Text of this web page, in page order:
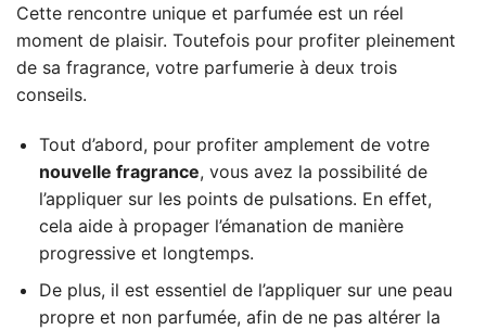
Cette rencontre unique et parfumée est un réel
moment de plaisir. Toutefois pour profiter pleinement
de sa fragrance, votre parfumerie à deux trois
conseils.
Tout d’abord, pour profiter amplement de votre
nouvelle fragrance, vous avez la possibilité de
l’appliquer sur les points de pulsations. En effet,
cela aide à propager l’émanation de manière
progressive et longtemps.
De plus, il est essentiel de l’appliquer sur une peau
propre et non parfumée, afin de ne pas altérer la